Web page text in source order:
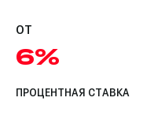
ОТ
6%
ПРОЦЕНТНАЯ СТАВКА